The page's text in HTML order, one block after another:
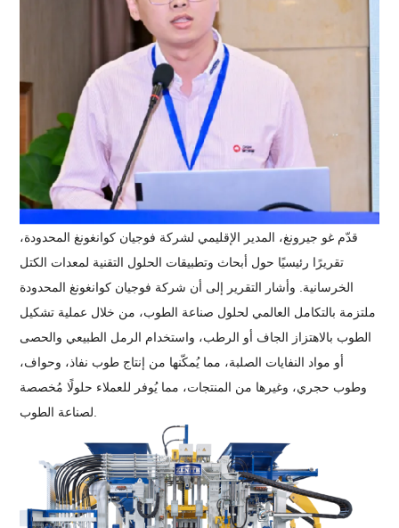
قدّم غو جيرونغ، المدير الإقليمي لشركة فوجيان كوانغونغ المحدودة،
تقريرًا رئيسيًا حول أبحاث وتطبيقات الحلول التقنية لمعدات الكتل
الخرسانية. وأشار التقرير إلى أن شركة فوجيان كوانغونغ المحدودة
ملتزمة بالتكامل العالمي لحلول صناعة الطوب، من خلال عملية تشكيل
الطوب بالاهتزاز الجاف أو الرطب، واستخدام الرمل الطبيعي والحصى
أو مواد النفايات الصلبة، مما يُمكّنها من إنتاج طوب نفاذ، وحواف،
وطوب حجري، وغيرها من المنتجات، مما يُوفر للعملاء حلولًا مُخصصة